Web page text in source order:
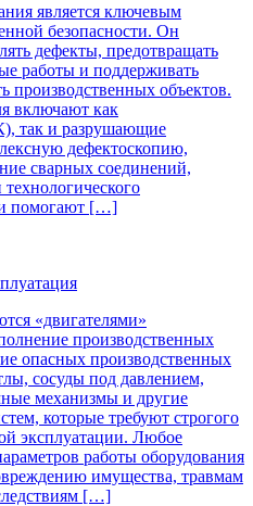
является ключевым
безопасности. Он
дефекты, предотвращать
работы и поддерживать
производственных объектов.
включают как
так и разрушающие
дефектоскопию,
сварных соединений,
помогают […]
«двигателями»
производственных
опасных производственных
сосуды под давлением,
механизмы и другие
которые требуют строгого
эксплуатации. Любое
работы оборудования
имущества, травмам
[…]